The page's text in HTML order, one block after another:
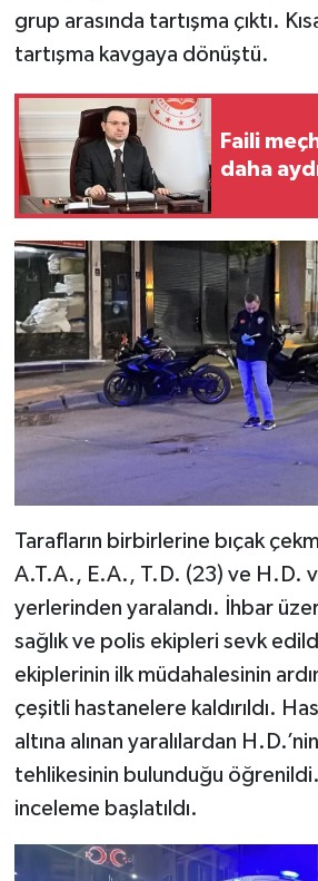
grup arasında tartışma çıktı.
tartışma kavgaya dönüştü.
Faili
daha
Tarafların birbirlerine bıçak
A.T.A., E.A., T.D. (23) ve H.D.
yerlerinden yaralandı. İhbar
sağlık ve polis ekipleri sevk
ekiplerinin ilk müdahalesinin
çeşitli hastanelere kaldırıldı.
altına alınan yaralılardan
tehlikesinin bulunduğu
inceleme başlatıldı.